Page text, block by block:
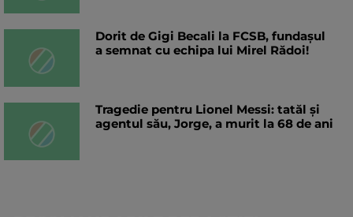
Dorit de Gigi Becali la FCSB, fundașul
a semnat cu echipa lui Mirel Rădoi!
Tragedie pentru Lionel Messi: tatăl și
agentul său, Jorge, a murit la 68 de ani